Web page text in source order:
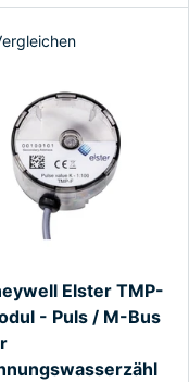
Elster TMP-
- Puls / M-Bus